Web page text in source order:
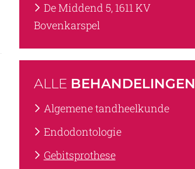
De Middend 5, 1611 KV
Bovenkarspel
ALLE BEHANDELINGEN
Algemene tandheelkunde
Endodontologie
Gebitsprothese